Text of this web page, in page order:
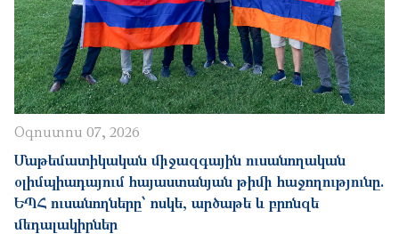
Օգոստոս 07, 2026
Մաթեմատիկական միջազգային ուսանողական
օլիմպիադայում հայաստանյան թիմի հաջողությունը.
ԵՊՀ ուսանողները՝ ոսկե, արծաթե և բրոնզե
մեդալակիրներ